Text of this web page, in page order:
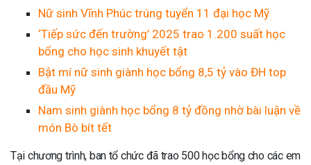
Nữ sinh Vĩnh Phúc trúng tuyển 11 đại học Mỹ
‘Tiếp sức đến trường’ 2025 trao 1.200 suất học
bổng cho học sinh khuyết tật
Bật mí nữ sinh giành học bổng 8,5 tỷ vào ĐH top
đầu Mỹ
Nam sinh giành học bổng 8 tỷ đồng nhờ bài luận về
món Bò bít tết
Tại chương trình, ban tổ chức đã trao 500 học bổng cho các em